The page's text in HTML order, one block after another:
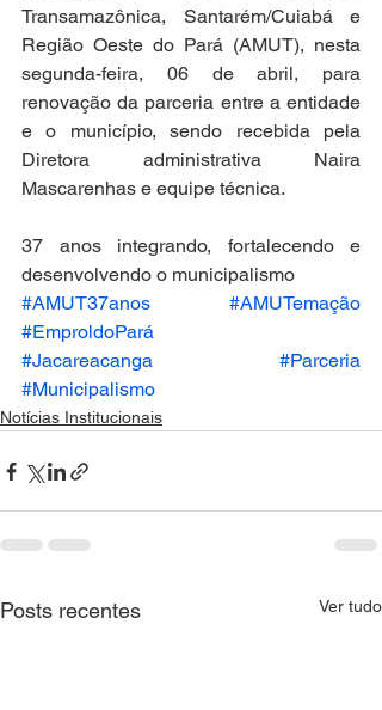
Transamazônica, Santarém/Cuiabá e
Região Oeste do Pará (AMUT), nesta
segunda-feira, 06 de abril, para
renovação da parceria entre a entidade
e o município, sendo recebida pela
Diretora administrativa Naira
Mascarenhas e equipe técnica.
37 anos integrando, fortalecendo e
desenvolvendo o municipalismo
#AMUT37anos
#AMUTemação
#EmproldoPará
#Jacareacanga
#Parceria
#Municipalismo
Notícias Institucionais
Posts recentes Ver tudo